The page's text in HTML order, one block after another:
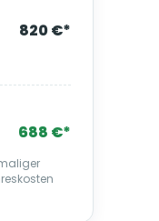
820 €*
688 €*